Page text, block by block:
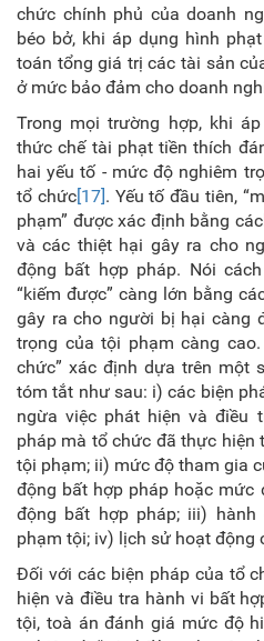
chức chính phủ của doanh
béo bở, khi áp dụng hình
toán tổng giá trị các tài sản
ở mức bảo đảm cho doanh
Trong mọi trường hợp, khi
thức chế tài phạt tiền thích
hai yếu tố - mức độ nghiêm
tổ chức[17]. Yếu tố đầu tiên,
phạm” được xác định bằng
và các thiệt hại gây ra cho
động bất hợp pháp. Nói
“kiếm được” càng lớn bằng
gây ra cho người bị hại càng
trọng của tội phạm càng
chức” xác định dựa trên một
tóm tắt như sau: i) các biện
ngừa việc phát hiện và điều
pháp mà tổ chức đã thực hiện
tội phạm; ii) mức độ tham gia
động bất hợp pháp hoặc mức
động bất hợp pháp; iii)
phạm tội; iv) lịch sử hoạt động
Đối với các biện pháp của tổ
hiện và điều tra hành vi bất
tội, toà án đánh giá mức độ